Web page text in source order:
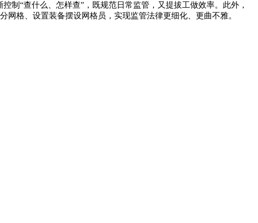
制“查什么、怎样查”，既规范日常监管，又提拔工做效率。此外，
格、设置装备摆设网格员，实现监管法律更细化、更曲不雅。